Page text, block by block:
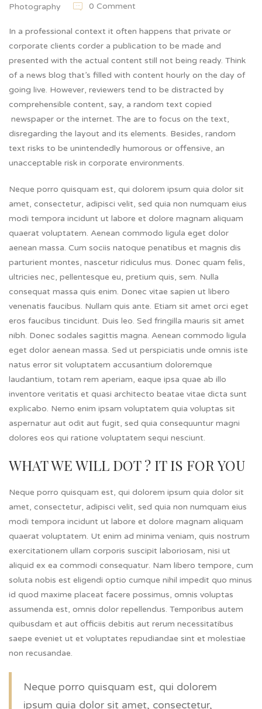
Photography
0 Comment
In a professional context it often happens that private or
corporate clients corder a publication to be made and
presented with the actual content still not being ready. Think
of a news blog that’s filled with content hourly on the day of
going live. However, reviewers tend to be distracted by
comprehensible content, say, a random text copied
newspaper or the internet. The are to focus on the text,
disregarding the layout and its elements. Besides, random
text risks to be unintendedly humorous or offensive, an
unacceptable risk in corporate environments.
Neque porro quisquam est, qui dolorem ipsum quia dolor sit
amet, consectetur, adipisci velit, sed quia non numquam eius
modi tempora incidunt ut labore et dolore magnam aliquam
quaerat voluptatem. Aenean commodo ligula eget dolor
aenean massa. Cum sociis natoque penatibus et magnis dis
parturient montes, nascetur ridiculus mus. Donec quam felis,
ultricies nec, pellentesque eu, pretium quis, sem. Nulla
consequat massa quis enim. Donec vitae sapien ut libero
venenatis faucibus. Nullam quis ante. Etiam sit amet orci eget
eros faucibus tincidunt. Duis leo. Sed fringilla mauris sit amet
nibh. Donec sodales sagittis magna. Aenean commodo ligula
eget dolor aenean massa. Sed ut perspiciatis unde omnis iste
natus error sit voluptatem accusantium doloremque
laudantium, totam rem aperiam, eaque ipsa quae ab illo
inventore veritatis et quasi architecto beatae vitae dicta sunt
explicabo. Nemo enim ipsam voluptatem quia voluptas sit
aspernatur aut odit aut fugit, sed quia consequuntur magni
dolores eos qui ratione voluptatem sequi nesciunt.
WHAT WE WILL DOT ? IT IS FOR YOU
Neque porro quisquam est, qui dolorem ipsum quia dolor sit
amet, consectetur, adipisci velit, sed quia non numquam eius
modi tempora incidunt ut labore et dolore magnam aliquam
quaerat voluptatem. Ut enim ad minima veniam, quis nostrum
exercitationem ullam corporis suscipit laboriosam, nisi ut
aliquid ex ea commodi consequatur. Nam libero tempore, cum
soluta nobis est eligendi optio cumque nihil impedit quo minus
id quod maxime placeat facere possimus, omnis voluptas
assumenda est, omnis dolor repellendus. Temporibus autem
quibusdam et aut officiis debitis aut rerum necessitatibus
saepe eveniet ut et voluptates repudiandae sint et molestiae
non recusandae.
Neque porro quisquam est, qui dolorem
ipsum quia dolor sit amet, consectetur,